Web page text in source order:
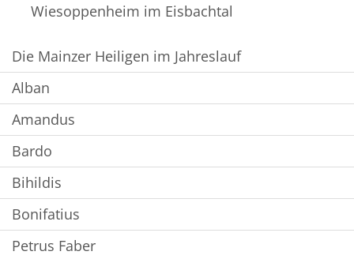
Wiesoppenheim im Eisbachtal
Die Mainzer Heiligen im Jahreslauf
Alban
Amandus
Bardo
Bihildis
Bonifatius
Petrus Faber